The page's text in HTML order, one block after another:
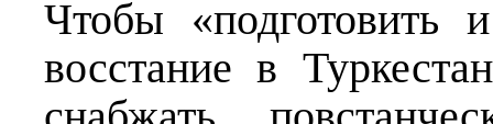
Чтобы «подготовить
восстание в